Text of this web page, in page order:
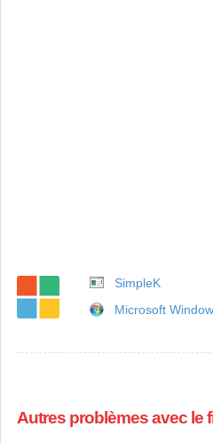
SimpleK
Microsoft
Autres problèmes avec le